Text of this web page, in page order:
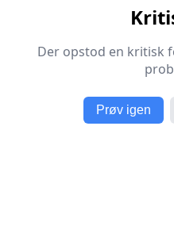
Der opstod en kritisk
Prøv igen